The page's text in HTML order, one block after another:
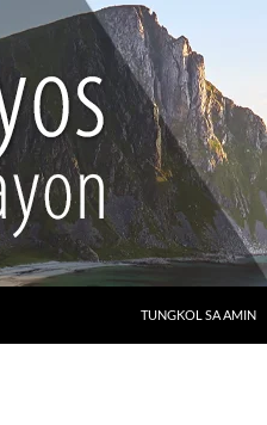
TUNGKOL SA AMIN